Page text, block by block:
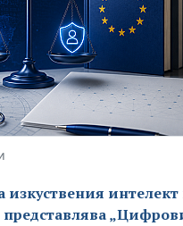
изкуствения интелект